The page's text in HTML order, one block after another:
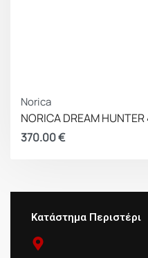
Norica
NORICA DREAM
370.00€
Κατάστημα Περιστέρι